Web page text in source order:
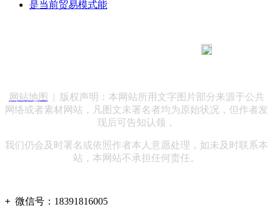
是当前贸易模式能
网站地图
| 版权声明：本网站所用文字图片部分来源于公共
网络或者素材网站，凡图文未署名者均为原始状况，但作者发
现后可告知认领，
我们仍会及时署名或依照作者本人意愿处理，如未及时联系本
站，本网站不承担任何责任。
+ 微信号： 18391816005